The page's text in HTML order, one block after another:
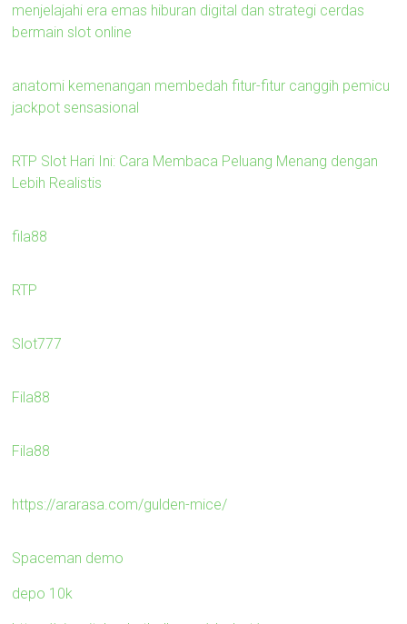
menjelajahi era emas hiburan digital dan strategi cerdas
bermain slot online
anatomi kemenangan membedah fitur-fitur canggih pemicu
jackpot sensasional
RTP Slot Hari Ini: Cara Membaca Peluang Menang dengan
Lebih Realistis
fila88
RTP
Slot777
Fila88
Fila88
https://ararasa.com/gulden-mice/
Spaceman demo
depo 10k